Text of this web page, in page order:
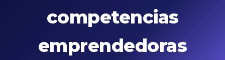
competencias
emprendedoras